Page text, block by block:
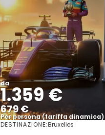
da
1.359 €
679 €
Per persona (tariffa dinamica)
Vedere di più
DESTINAZIONE:Bruxelles